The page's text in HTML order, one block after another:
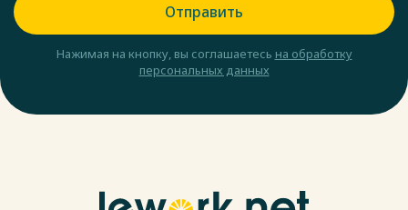
Отправить
Нажимая на кнопку, вы соглашаетесь на обработку
персональных данных